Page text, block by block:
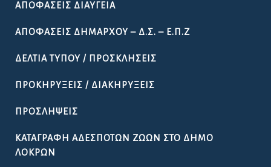
ΑΠΟΦΆΣΕΙΣ ΔΙΑΎΓΕΙΑ
ΑΠΟΦΆΣΕΙΣ ΔΗΜΆΡΧΟΥ – Δ.Σ. – Ε.Π.Ζ
ΔΕΛΤΊΑ ΤΎΠΟΥ / ΠΡΟΣΚΛΉΣΕΙΣ
ΠΡΟΚΗΡΎΞΕΙΣ / ΔΙΑΚΗΡΎΞΕΙΣ
ΠΡΟΣΛΉΨΕΙΣ
ΚΑΤΑΓΡΑΦΉ ΑΔΈΣΠΟΤΩΝ ΖΏΩΝ ΣΤΟ ΔΉΜΟ
ΛΟΚΡΏΝ